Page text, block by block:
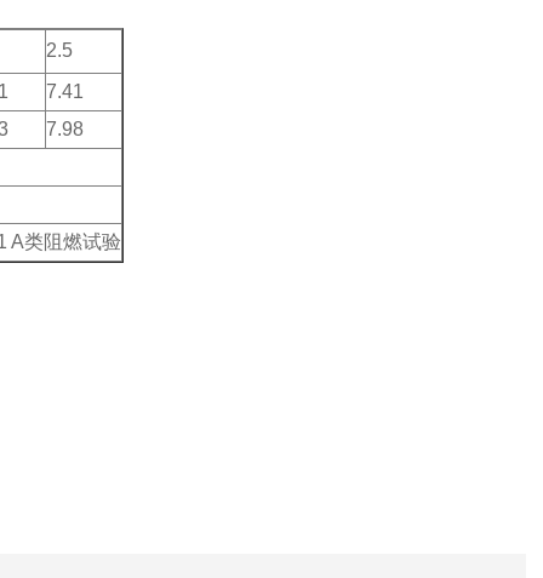
2.5
7.41
7.98
A类阻燃试验